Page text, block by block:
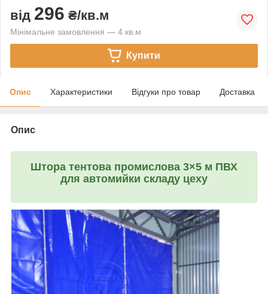
від 296 ₴/кв.м
Мінімальне замовлення — 4 кв.м
Купити
Опис Характеристики Відгуки про товар Доставка
Опис
Штора тентова промислова 3×5 м ПВХ
для автомийки складу цеху